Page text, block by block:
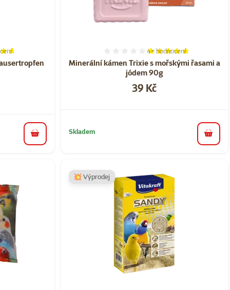
93%, počet hodnocení: 3
do košíku
Minerální kámen Trixie s mořskými řasami a
jódem 90g
Hodnocení 95%, počet
4× hodnocení
Cena
39 Kč
Skladem
do
💥 Výprodej